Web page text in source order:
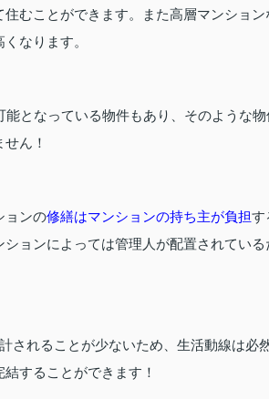
むことができます。また高層マンショ
なります。
となっている物件もあり、そのような
ん！
ョンの修繕はマンションの持ち主が負担す
ョンによっては管理人が配置されてい
されることが少ないため、生活動線は必
することができます！